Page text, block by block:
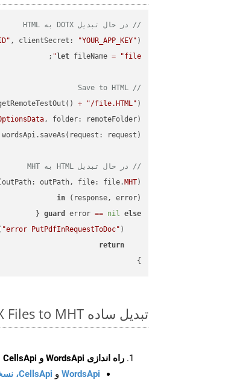
// در حال تبدیل DOTX به HTML
, clientSecret: "YOUR_APP_KEY" );
let fileName = "file"
// Save to HTML
+ "/file.HTML" );
, folder: remoteFolder);
// در حال تبدیل HTML به MHT
outPath, file: file. MHT
(response, error)
in
guard
error == nil else
"error PutPdfInRequestToDoc"
return
}
تبدیل ساده DOTX Files to MHT روی Swift SDK
راه اندازی WordsApi و CellsApi
WordsApi و CellsApi، نسخه Basient